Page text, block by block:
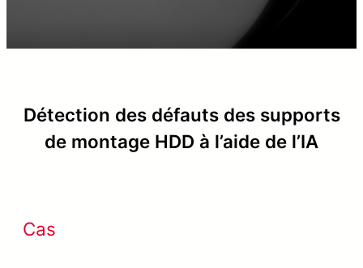
Détection des défauts des supports
de montage HDD à l’aide de l’IA
Cas